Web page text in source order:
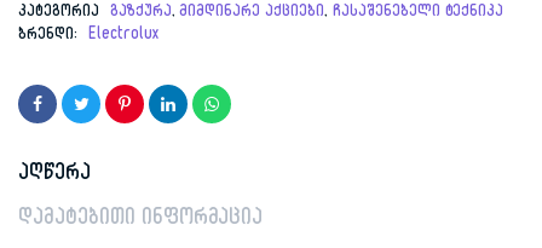
კატეგორია გაზქურა,მიმდინარე აქციები, ჩასაშენებელი ტექნიკა
ბრენდი: Electrolux
აღწერა
დამატებითი ინფორმაცია